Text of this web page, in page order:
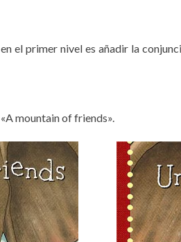
el primer nivel es añadir la
mountain of friends».